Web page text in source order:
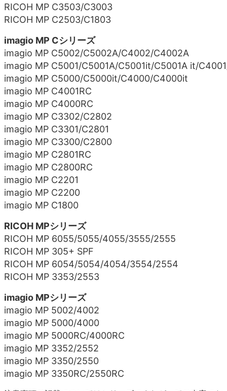
RICOH MP C3503/C3003
RICOH MP C2503/C1803
imagio MP Cシリーズ
imagio MP C5002/C5002A/C4002/C4002A
imagio MP C5001/C5001A/C5001it/C5001A it/
imagio MP C5000/C5000it/C4000/C4000it
imagio MP C4001RC
imagio MP C4000RC
imagio MP C3302/C2802
imagio MP C3301/C2801
imagio MP C3300/C2800
imagio MP C2801RC
imagio MP C2800RC
imagio MP C2201
imagio MP C2200
imagio MP C1800
RICOH MPシリーズ
RICOH MP 6055/5055/4055/3555/2555
RICOH MP 305+ SPF
RICOH MP 6054/5054/4054/3554/2554
RICOH MP 3353/2553
imagio MPシリーズ
imagio MP 5002/4002
imagio MP 5000/4000
imagio MP 5000RC/4000RC
imagio MP 3352/2552
imagio MP 3350/2550
imagio MP 3350RC/2550RC